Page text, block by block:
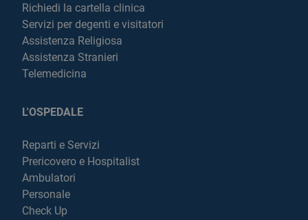
Richiedi la cartella clinica
Servizi per degenti e visitatori
Assistenza Religiosa
Assistenza Stranieri
Telemedicina
L'OSPEDALE
Reparti e Servizi
Prericovero e Hospitalist
Ambulatori
Personale
Check Up